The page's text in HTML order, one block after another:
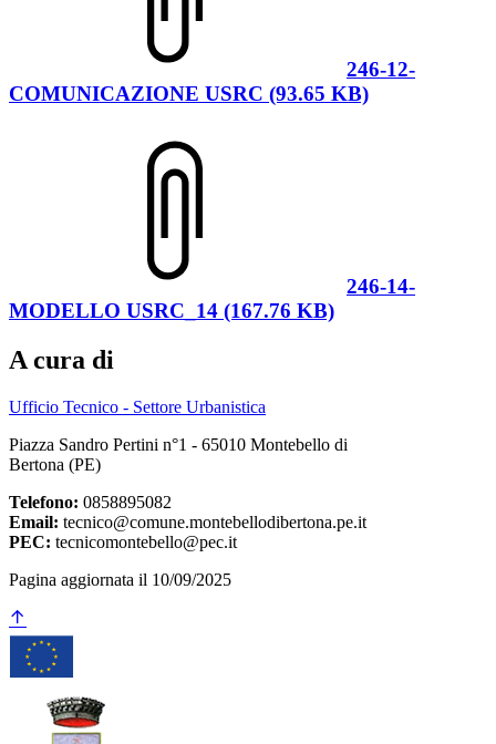
246-12-
COMUNICAZIONE USRC (93.65 KB)
246-14-
MODELLO USRC_14 (167.76 KB)
A cura di
Ufficio Tecnico - Settore Urbanistica
Piazza Sandro Pertini n°1 - 65010 Montebello di
Bertona (PE)
Telefono: 0858895082
Email: tecnico@comune.montebellodibertona.pe.it
PEC: tecnicomontebello@pec.it
Pagina aggiornata il 10/09/2025